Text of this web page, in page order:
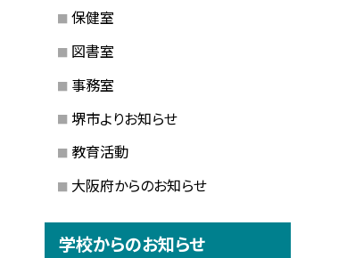
保健室
図書室
事務室
堺市よりお知らせ
教育活動
大阪府からのお知らせ
学校からのお知らせ